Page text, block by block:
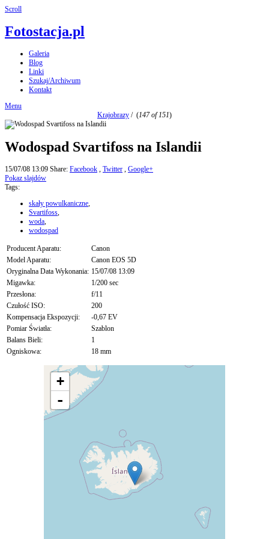
Scroll
Fotostacja.pl
Galeria
Blog
Linki
Szukaj/Archiwum
Kontakt
Menu
Krajobrazy / (147 of 151)
Wodospad Svartifoss na Islandii
15/07/08 13:09 Share: Facebook , Twitter , Google+
Pokaz slajdów
Tags:
skały powulkaniczne,
Svartifoss,
woda,
wodospad
Producent Aparatu:
Canon
Model Aparatu:
Canon EOS 5D
Oryginalna Data Wykonania: 15/07/08 13:09
Migawka:
1/200 sec
Przesłona:
f/11
Czułość ISO:
200
Kompensacja Ekspozycji:
-0,67 EV
Pomiar Światła:
Szablon
Balans Bieli:
1
Ogniskowa:
18 mm
+
-